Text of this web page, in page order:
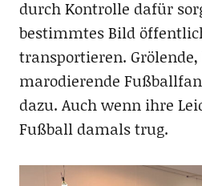
durch Kontrolle dafür
bestimmtes Bild
transportieren.
marodierende
dazu. Auch wenn ihre
Fußball damals trug.